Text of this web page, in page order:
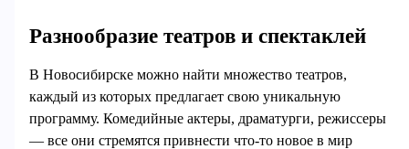
Разнообразие театров и спектаклей
В Новосибирске можно найти множество театров,
каждый из которых предлагает свою уникальную
программу. Комедийные актеры, драматурги, режиссеры
— все они стремятся привнести что-то новое в мир